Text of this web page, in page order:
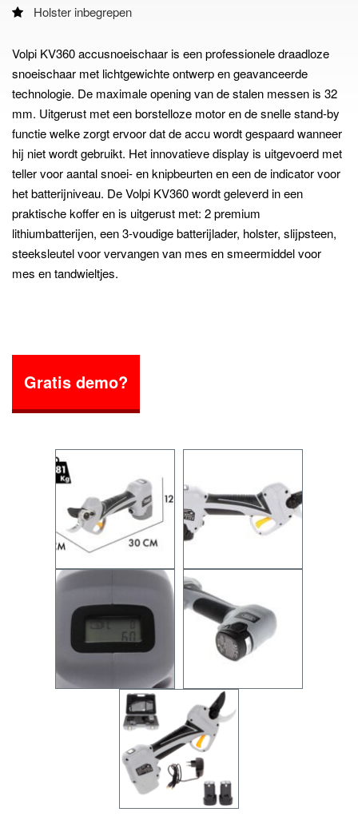
Holster inbegrepen
Volpi KV360 accusnoeischaar is een professionele draadloze
snoeischaar met lichtgewichte ontwerp en geavanceerde
technologie. De maximale opening van de stalen messen is 32
mm. Uitgerust met een borstelloze motor en de snelle stand-by
functie welke zorgt ervoor dat de accu wordt gespaard wanneer
hij niet wordt gebruikt. Het innovatieve display is uitgevoerd met
teller voor aantal snoei- en knipbeurten en een de indicator voor
het batterijniveau. De Volpi KV360 wordt geleverd in een
praktische koffer en is uitgerust met: 2 premium
lithiumbatterijen, een 3-voudige batterijlader, holster, slijpsteen,
steeksleutel voor vervangen van mes en smeermiddel voor
mes en tandwieltjes.
Gratis demo?